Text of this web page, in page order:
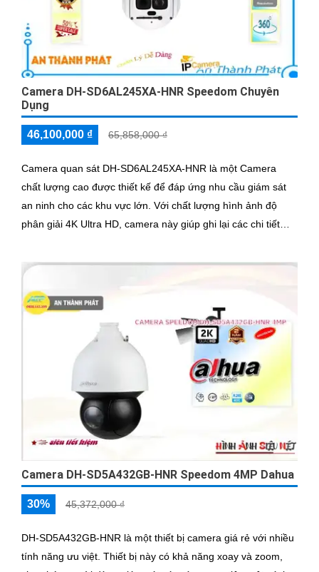
Camera DH-SD6AL245XA-HNR Speedom Chuyên
Dụng
46,100,000 ₫ 65,858,000 ₫
Camera quan sát DH-SD6AL245XA-HNR là một Camera
chất lượng cao được thiết kế để đáp ứng nhu cầu giám sát
an ninh cho các khu vực lớn. Với chất lượng hình ảnh độ
phân giải 4K Ultra HD, camera này giúp ghi lại các chi tiết
Camera DH-SD5A432GB-HNR Speedom 4MP Dahua
30% 45,372,000 ₫
DH-SD5A432GB-HNR là một thiết bị camera giá rẻ với nhiều
tính năng ưu việt. Thiết bị này có khả năng xoay và zoom,